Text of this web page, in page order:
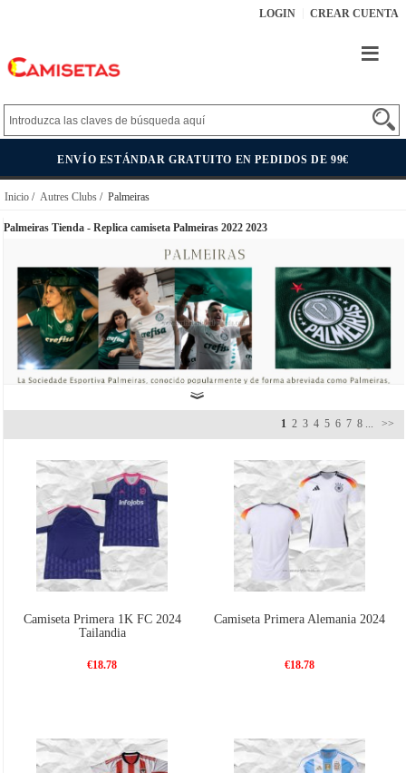
LOGIN CREAR CUENTA
ENVÍO ESTÁNDAR GRATUITO EN PEDIDOS DE 99€
Inicio / Autres Clubs / Palmeiras
Palmeiras Tienda - Replica camiseta Palmeiras 2022 2023
1 2 3 4 5 6 7 8 ... >>
Camiseta Primera 1K FC 2024
Tailandia
€18.78
Camiseta Primera Alemania 2024
€18.78